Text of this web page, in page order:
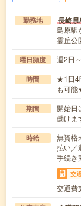
勤務地 長崎
島原駅
霊丘公
曜日頻度 週2日
時間
★1日4
も可
期間
開始日
働けま
時給
無資
払い／
手続き
交
交通費